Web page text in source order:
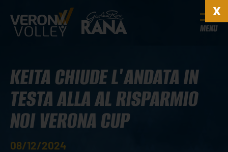
MENU
KEITA CHIUDE L'ANDATA IN
TESTA ALLA AL RISPARMIO
NOI VERONA CUP
08/12/2024